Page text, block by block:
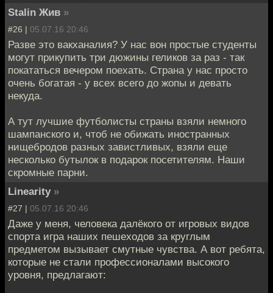
Stalin Жив »
#26 | 05.07.16 20:46
Разве это вакханалия? У нас вон простые студенты
могут прикупить три дюжины геликов за раз - так
покататься вечером поехать. Страна у нас просто
очень богатая - у всех всего до жопы и девать
некуда.
А тут лучшие футболисты страны взяли немного
шампанского и, чтоб не обижать иностранных
нищебродов разных завистливых, взяли еще
несколько бутылок в подарок посетителям. Наши
скромные парни.
Linearity »
#27 | 05.07.16 20:46
Даже у меня, человека далёкого от игровых видов
спорта игра наших пешеходов за круглым
предметом вызывает смутные чувства. А вот ребята,
которые не стали профессионалами высокого
уровня, предлагают: